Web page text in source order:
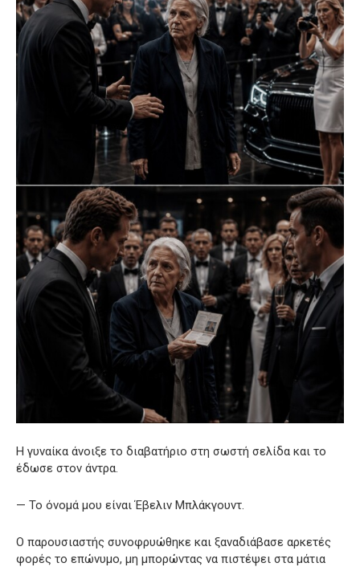
Η γυναίκα άνοιξε το διαβατήριο στη σωστή σελίδα και το
έδωσε στον άντρα.
— Το όνομά μου είναι Έβελιν Μπλάκγουντ.
Ο παρουσιαστής συνοφρυώθηκε και ξαναδιάβασε αρκετές
φορές το επώνυμο, μη μπορώντας να πιστέψει στα μάτια